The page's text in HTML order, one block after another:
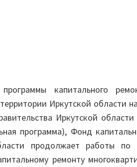
капитального
Иркутской области
Иркутской
программа), Фонд
продолжает работы по
ремонту